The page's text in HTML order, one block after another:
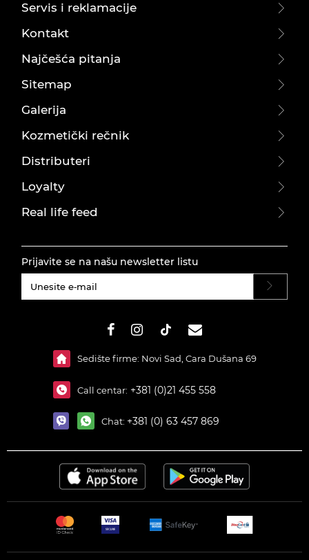
Servis i reklamacije
Kontakt
Najčešća pitanja
Sitemap
Galerija
Kozmetički rečnik
Distributeri
Loyalty
Real life feed
Prijavite se na našu newsletter listu
Sedište firme: Novi Sad, Cara Dušana 69
Call centar: +381 (0)21 455 558
Chat: +381 (0) 63 457 869